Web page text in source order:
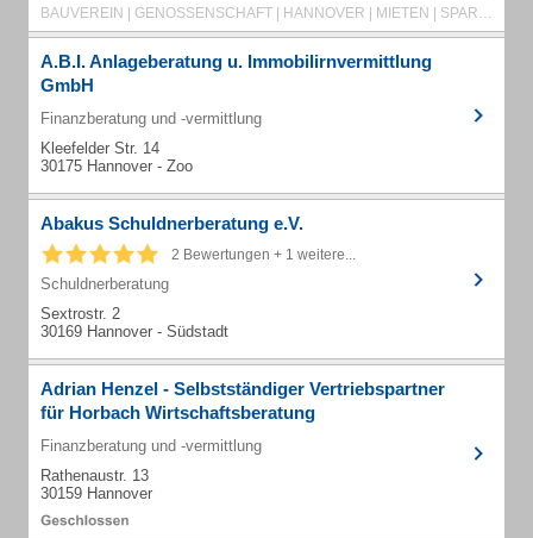
BAUVEREIN | GENOSSENSCHAFT | HANNOVER | MIETEN | SPAR + BAU | SPAREN | VERMIETEN | WOHNEN
A.B.I. Anlageberatung u. Immobilirnvermittlung
GmbH
Finanzberatung und -vermittlung
Kleefelder Str. 14
30175 Hannover - Zoo
Abakus Schuldnerberatung e.V.
2 Bewertungen + 1 weitere...
Schuldnerberatung
Sextrostr. 2
30169 Hannover - Südstadt
Adrian Henzel - Selbstständiger Vertriebspartner
für Horbach Wirtschaftsberatung
Finanzberatung und -vermittlung
Rathenaustr. 13
30159 Hannover